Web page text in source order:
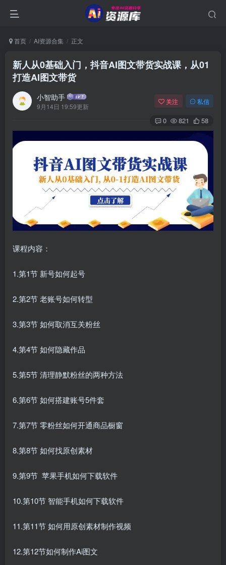
首页 AI资源合集 正文
新人从0基础入门，抖音AI图文带货实战课，从01
打造AI图文带货
小智助手
9月14日 19:59更新
关注 私信
0 821 58
课程内容：
1.第1节 新号如何起号
2.第2节 老账号如何转型
3.第3节 如何取消互关粉丝
4.第4节 如何隐藏作品
5.第5节 清理静默粉丝的两种方法
6.第6节 如何搭建账号5件套
7.第7节 零粉丝如何开通商品橱窗
8.第8节 如何找原创素材
9.第9节 苹果手机如何下载软件
10.第10节 智能手机如何下载软件
11.第11节 如何用原创素材制作视频
12.第12节如何制作Ai图文